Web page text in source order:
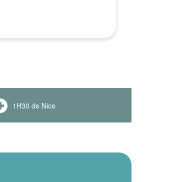
1H30 de Nice